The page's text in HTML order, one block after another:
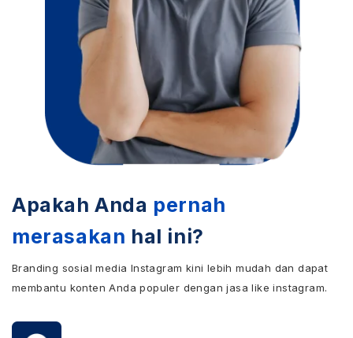
Apakah Anda pernah
merasakan hal ini?
Branding sosial media Instagram kini lebih mudah dan dapat
membantu konten Anda populer dengan jasa like instagram.